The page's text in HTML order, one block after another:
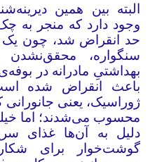
البته بین همین
وجود دارد که منجر به
حد انقراض شد، چون یک
سنگواره،
بهداشتیِ مادرانه در
باعث انقراض شده
ژوراسیک، یعنی
محسوب می‌شدند؛ اما
دلیل به آن‌ها غذای
گوشت‌خوار برای